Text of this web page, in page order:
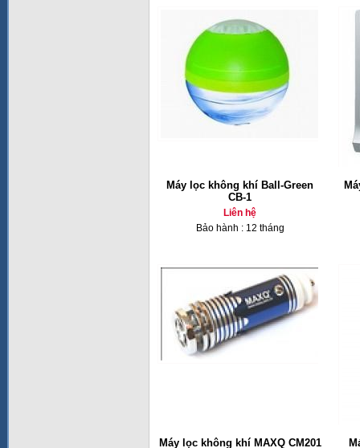
Máy lọc không khí Ball-Green
CB-1
Liên hệ
Bảo hành : 12 tháng
Máy lọc không khí MAXQ CM201